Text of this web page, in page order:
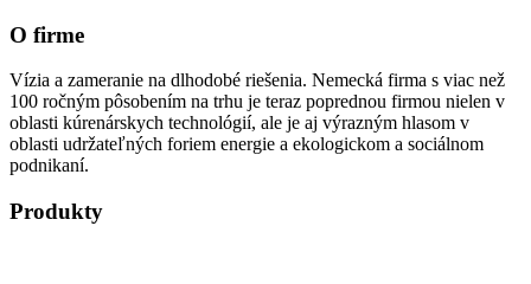
O firme
Vízia a zameranie na dlhodobé riešenia. Nemecká firma s viac než
100 ročným pôsobením na trhu je teraz poprednou firmou nielen v
oblasti kúrenárskych technológií, ale je aj výrazným hlasom v
oblasti udržateľných foriem energie a ekologickom a sociálnom
podnikaní.
Produkty